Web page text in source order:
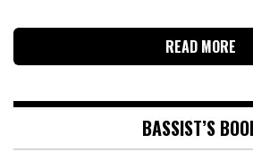
READ MORE
BASSIST’S